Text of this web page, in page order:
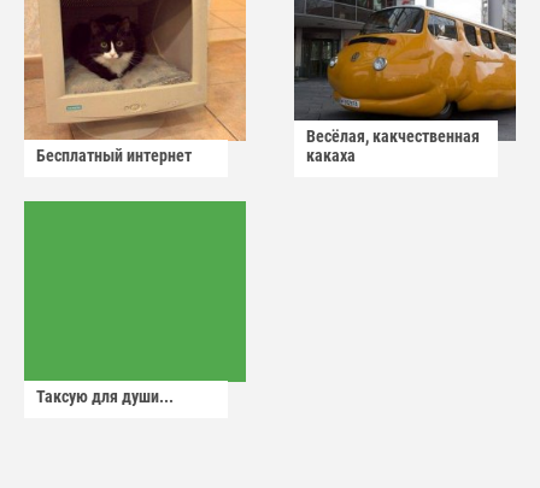
Бесплатный интернет
Весёлая, какчественная
какаха
Таксую для души...